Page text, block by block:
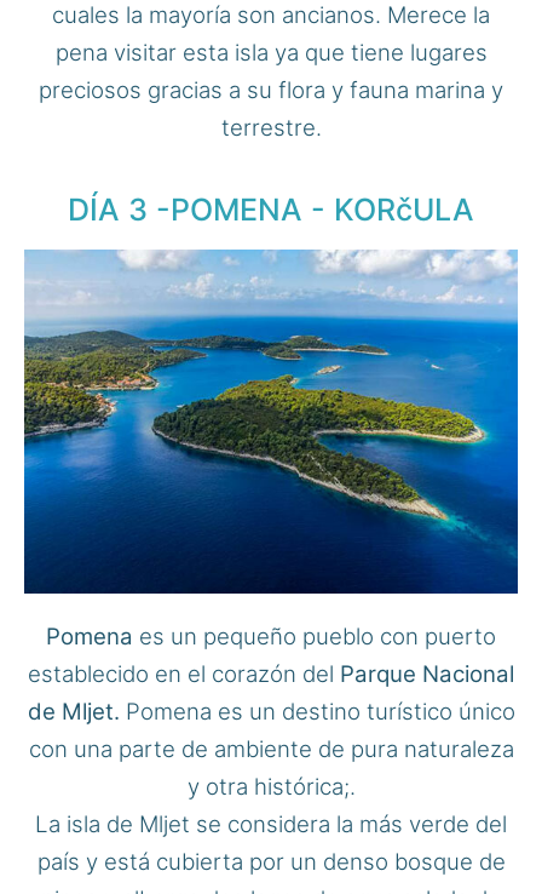
cuales la mayoría son ancianos. Merece la
pena visitar esta isla ya que tiene lugares
preciosos gracias a su flora y fauna marina y
terrestre.
DÍA 3 -POMENA - KORčULA
Pomena es un pequeño pueblo con puerto
establecido en el corazón del Parque Nacional
de Mljet. Pomena es un destino turístico único
con una parte de ambiente de pura naturaleza
y otra histórica;.
La isla de Mljet se considera la más verde del
país y está cubierta por un denso bosque de